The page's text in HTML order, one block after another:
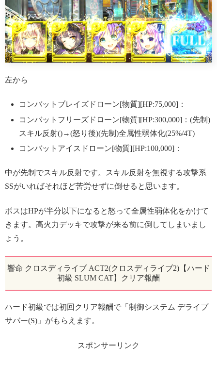
左から
コンバットブレイズドローン[物質][HP:75,000]：
コンバットフリーズドローン[物質][HP:300,000]：(先制)
スキル反射()→(怒り後)(先制)全属性弱体化(25%/4T)
コンバットアイスドローン[物質][HP:100,000]：
中が先制でスキル反射です。スキル反射を無視する攻撃系
SSがいればそれほど苦労せずに倒せると思います。
ボスはHPが半分以下になると怒って全属性弱体化をかけて
きます。高火力デッキで攻撃が来る前に倒してしまいまし
ょう。
響命 クロスディライブ ACT2(クロスディライブ2)【ハード
初級 SLUM CAT】クリア報酬
ハード初級では初回クリア報酬で「制御システム デライプ
サバー(S)」がもらえます。
スポンサーリンク